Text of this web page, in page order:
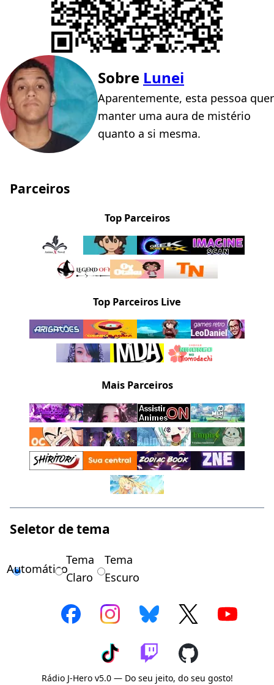
Sobre Lunei
Aparentemente, esta pessoa quer
manter uma aura de mistério
quanto a si mesma.
Parceiros
Top Parceiros
Top Parceiros Live
Mais Parceiros
Seletor de tema
Automático
Tema
Claro
Tema
Escuro
Rádio J-Hero v5.0 — Do seu jeito, do seu gosto!